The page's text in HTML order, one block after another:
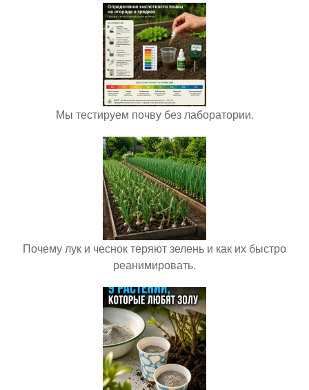
Мы тестируем почву без лаборатории.
Почему лук и чеснок теряют зелень и как их быстро
реанимировать.